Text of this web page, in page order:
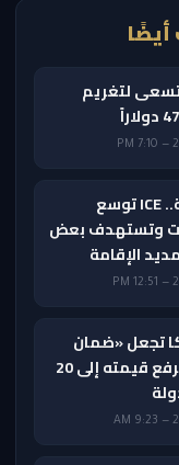
تسعى لتغريم
حتى في الرحلات الداخلية.. ICE توسع
وتستهدف بعض
الإقامة
تجعل «ضمان
تأشيرة الزيارة» دائمًا وترفع قيمته إلى 20